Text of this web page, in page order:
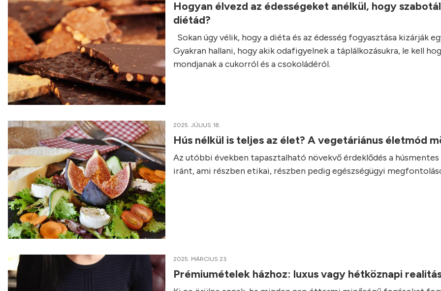
Hogyan élvezd az édességeket anélkül, hogy
diétád?
Sokan úgy vélik, hogy a diéta és az édesség fogyasztása kizárják
Gyakran hallani, hogy akik odafigyelnek a táplálkozásukra, le kell
mondjanak a cukorról és a csokoládéról.
2025. JÚLIUS 18.
Hús nélkül is teljes az élet? A vegetáriánus életmód
Az utóbbi években tapasztalható növekvő érdeklődés a húsmentes
iránt, ami részben etikai, részben pedig egészségügyi
2025. MÁRCIUS 23.
Prémiumételek házhoz: luxus vagy hétköznapi